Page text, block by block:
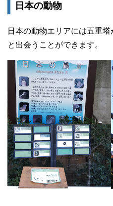
日本の動物
日本の動物エリアには五重
と出会うことができます。